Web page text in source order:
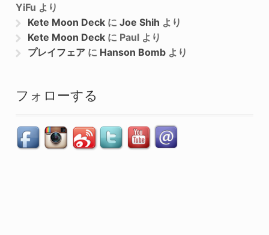
YiFu より
Kete Moon Deck にJoe Shih より
Kete Moon Deck に Paul より
プレイフェア に Hanson Bomb より
フォローする